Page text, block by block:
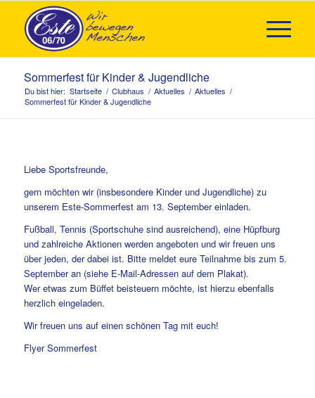
Sommerfest für Kinder & Jugendliche
Du bist hier: Startseite / Clubhaus / Aktuelles / Aktuelles /
Sommerfest für Kinder & Jugendliche
Liebe Sportsfreunde,
gern möchten wir (insbesondere Kinder und Jugendliche) zu
unserem Este-Sommerfest am 13. September einladen.
Fußball, Tennis (Sportschuhe sind ausreichend), eine Hüpfburg
und zahlreiche Aktionen werden angeboten und wir freuen uns
über jeden, der dabei ist. Bitte meldet eure Teilnahme bis zum 5.
September an (siehe E-Mail-Adressen auf dem Plakat).
Wer etwas zum Büffet beisteuern möchte, ist hierzu ebenfalls
herzlich eingeladen.
Wir freuen uns auf einen schönen Tag mit euch!
Flyer Sommerfest